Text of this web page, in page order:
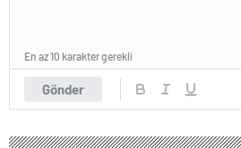
Gönder
En az 10 karakter gerekli